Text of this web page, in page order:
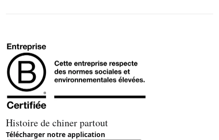
Histoire de chiner partout
Télécharger notre application